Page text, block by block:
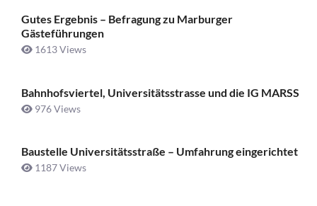
Gutes Ergebnis – Befragung zu Marburger
Gästeführungen
1613 Views
Bahnhofsviertel, Universitätsstrasse und die IG MARSS
976 Views
Baustelle Universitätsstraße ­– Umfahrung eingerichtet
1187 Views